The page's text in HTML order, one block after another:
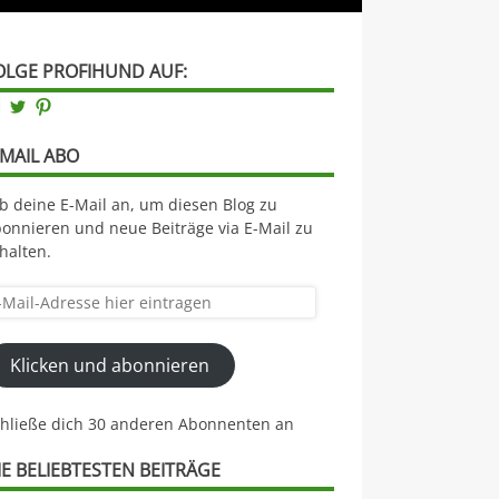
PROFIHUND AUF:
Facebook
Twitter
ABO
deine E-Mail an, um diesen Blog zu
und neue Beiträge via E-Mail zu
Klicken und abonnieren
dich 30 anderen Abonnenten an
BELIEBTESTEN BEITRÄGE